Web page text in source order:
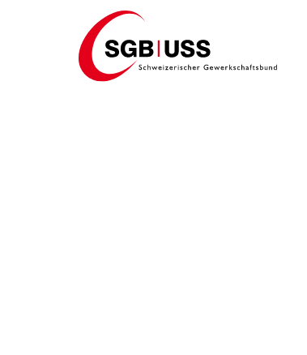
Home